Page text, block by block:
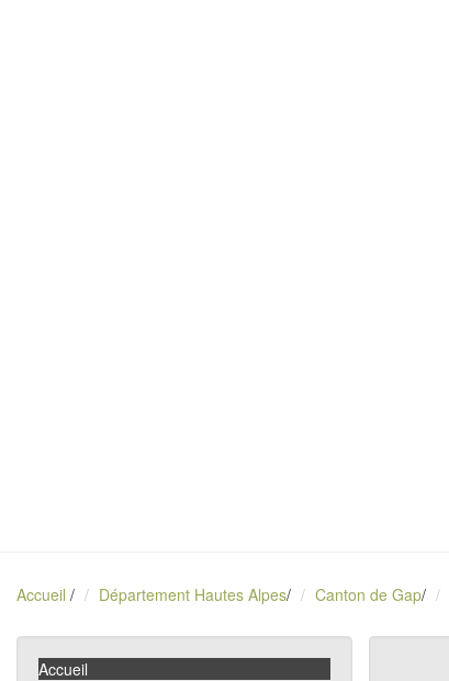
Accueil / Département Hautes Alpes/ Canton de Gap/
Accueil